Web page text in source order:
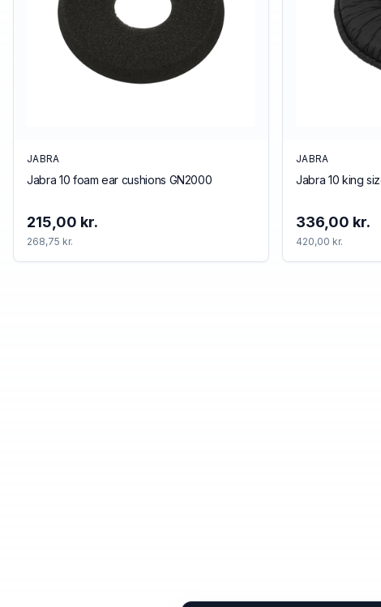
JABRA
Jabra 10 foam ear cushions GN2000
215,00 kr.
268,75 kr.
JABRA
Jabra 10 king
336,00 kr.
420,00 kr.